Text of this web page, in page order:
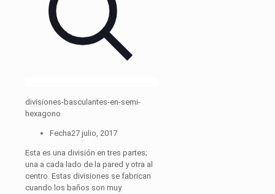
divisiones-basculantes-en-semi-
hexagono
Fecha27 julio, 2017
Esta es una división en tres partes;
una a cada lado de la pared y otra al
centro. Estas divisiones se fabrican
cuando los baños son muy